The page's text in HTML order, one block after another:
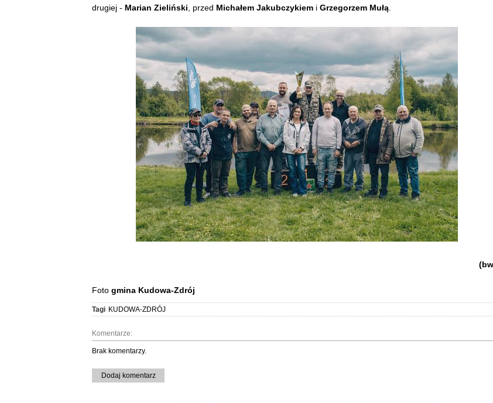
drugiej - Marian Zieliński , przed Michałem Jakubczykiem i Grzegorzem Mułą
Foto gmina Kudowa-Zdrój
Tagi KUDOWA-ZDRÓJ
Komentarze:
Brak komentarzy.
Dodaj komentarz